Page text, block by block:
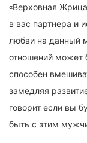
«Верховная
в вас партнера и
любви на данный
отношений может
способен
замедляя
говорит если вы
быть с этим